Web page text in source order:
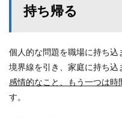
持ち帰る
個人的な問題を職場に持ち
境界線を引き、家庭に持ち込
感情的なこと、もう一つは
す。